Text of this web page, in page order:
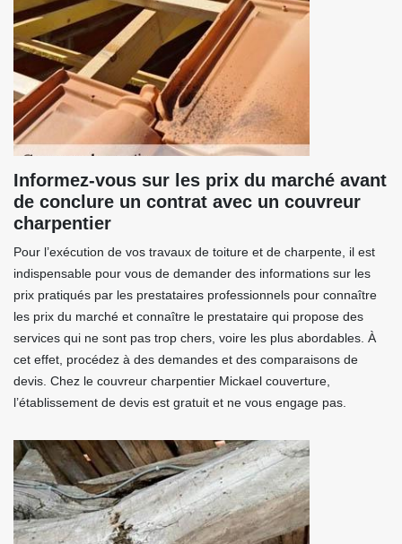
Informez-vous sur les prix du marché avant
de conclure un contrat avec un couvreur
charpentier
Pour l’exécution de vos travaux de toiture et de charpente, il est
indispensable pour vous de demander des informations sur les
prix pratiqués par les prestataires professionnels pour connaître
les prix du marché et connaître le prestataire qui propose des
services qui ne sont pas trop chers, voire les plus abordables. À
cet effet, procédez à des demandes et des comparaisons de
devis. Chez le couvreur charpentier Mickael couverture,
l’établissement de devis est gratuit et ne vous engage pas.